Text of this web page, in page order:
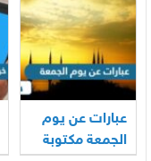
عبارات عن يوم
الجمعة مكتوبة